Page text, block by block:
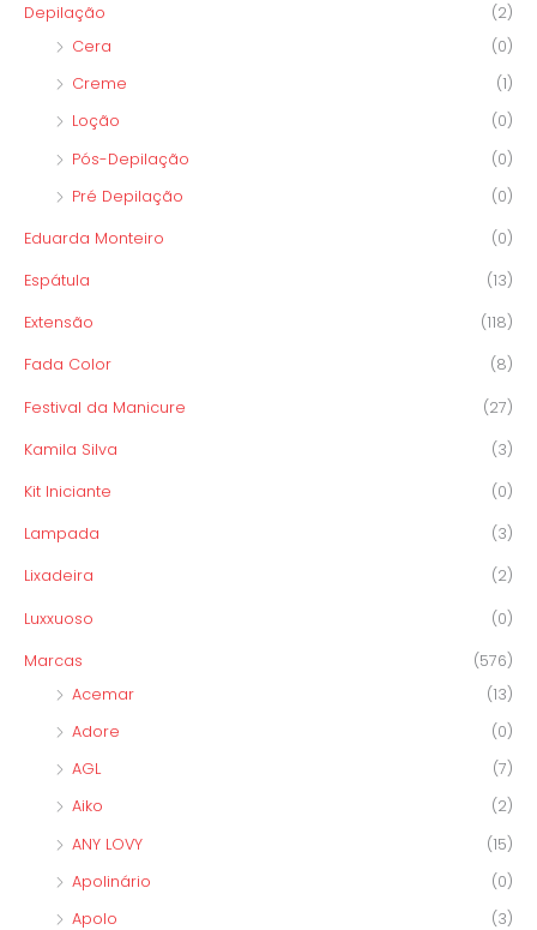
Depilação
(2)
Cera
(0)
Creme
(1)
Loção
(0)
Pós-Depilação
(0)
Pré Depilação
(0)
Eduarda Monteiro (0)
Espátula (13)
Extensão (118)
Fada Color (8)
Festival da Manicure (27)
Kamila Silva (3)
Kit Iniciante (0)
Lampada (3)
Lixadeira (2)
Luxxuoso (0)
Marcas
(576)
Acemar
(13)
Adore
(0)
AGL
(7)
Aiko
(2)
ANY LOVY
(15)
Apolinário
(0)
Apolo
(3)